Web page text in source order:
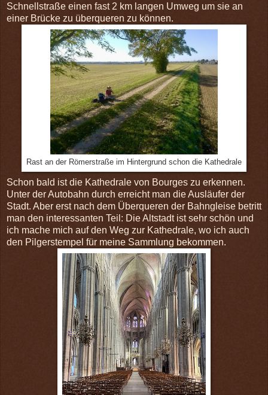
Schnellstraße einen fast 2 km langen Umweg um sie an
einer Brücke zu überqueren zu können.
Rast an der Römerstraße im Hintergrund schon die Kathedrale
Schon bald ist die Kathedrale von Bourges zu erkennen.
Unter der Autobahn durch erreicht man die Ausläufer der
Stadt. Aber erst nach dem Überqueren der Bahngleise betritt
man den interessanten Teil: Die Altstadt ist sehr schön und
ich mache mich auf den Weg zur Kathedrale, wo ich auch
den Pilgerstempel für meine Sammlung bekommen.